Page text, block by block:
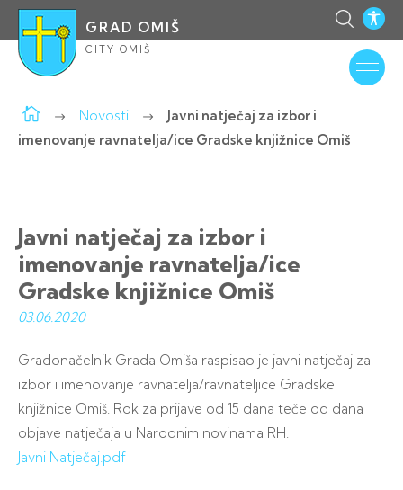
GRAD OMIŠ
CITY OMIŠ
Novosti
Javni natječaj za izbor i
imenovanje ravnatelja/ice Gradske knjižnice Omiš
Javni natječaj za izbor i
imenovanje ravnatelja/ice
Gradske knjižnice Omiš
03.06.2020
Gradonačelnik Grada Omiša raspisao je javni natječaj za
izbor i imenovanje ravnatelja/ravnateljice Gradske
knjižnice Omiš. Rok za prijave od 15 dana teče od dana
objave natječaja u Narodnim novinama RH.
Javni Natječaj.pdf